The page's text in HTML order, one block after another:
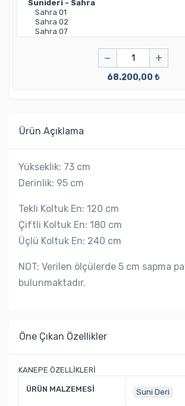
− +
68.200,00 ₺
Ürün Açıklama
Yükseklik: 73 cm
Derinlik: 95 cm
Tekli Koltuk En: 120 cm
Çiftli Koltuk En: 180 cm
Üçlü Koltuk En: 240 cm
NOT: Verilen ölçülerde 5 cm sapma
bulunmaktadır.
Öne Çıkan Özellikler
KANEPE ÖZELLİKLERİ
ÜRÜN MALZEMESİ Suni Deri